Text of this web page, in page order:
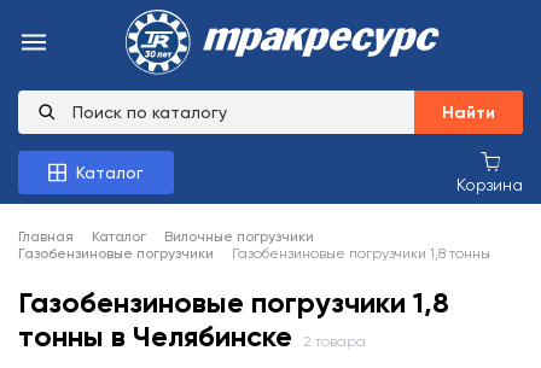
Найти
Каталог
Корзина
Главная Каталог
Вилочные погрузчики
Газобензиновые погрузчики
Газобензиновые погрузчики 1,8 тонны
Газобензиновые погрузчики 1,8
тонны в Челябинске
2 товара